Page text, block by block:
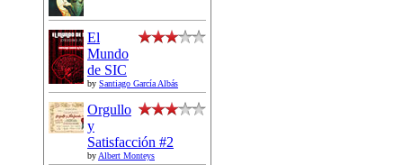
El
Mundo
de SIC
by Santiago García Albás
Orgullo
y
Satisfacción #2
by Albert Monteys